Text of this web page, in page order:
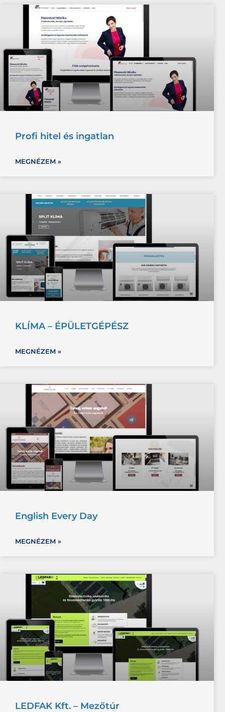
Profi hitel és ingatlan
MEGNÉZEM »
KLÍMA – ÉPÜLETGÉPÉSZ
MEGNÉZEM »
English Every Day
MEGNÉZEM »
LEDFAK Kft. – Mezőtúr